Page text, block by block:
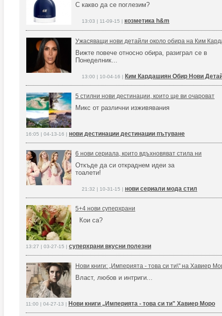
С какво да се поглезим?
13:03 | 11-09-15 | козметика h&m
Ужасяващи нови детайли около обира на Ким
Вижте повече относно обира, разиграл се в
Понеделник...
13:00 | 10-04-16 | Ким Кардашиян Обир Нови
5 стилни нови дестинации, които ще ви очароват
Микс от различни изживявания
16:05 | 04-13-16 | нови дестинации дестинации пътуване
6 нови сериала, които вдъхновяват стила ни
Откъде да си откраднем идеи за
тоалети!
21:32 | 10-31-15 | нови сериали мода стил
5+4 нови суперхрани
Кои са?
13:27 | 03-27-15 | суперхрани вкусни полезни
Нови книги: „Империята - това си ти\" на Хавиер
Власт, любов и интриги...
11:00 | 04-27-13 | Нови книги „Империята - това си ти" Хавиер Моро